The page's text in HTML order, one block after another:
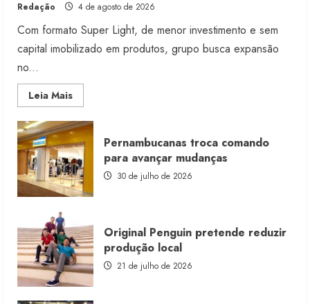
Redação 4 de agosto de 2026
Com formato Super Light, de menor investimento e sem
capital imobilizado em produtos, grupo busca expansão
no...
Leia MaisRead
more
Morena
Rosa
lança
franquia
com
estoque
consignado
Pernambucanas troca comando
para avançar mudanças
30 de julho de 2026
Original Penguin pretende reduzir
produção local
21 de julho de 2026